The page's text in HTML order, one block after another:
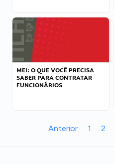
MEI: O QUE VOCÊ PRECISA
SABER PARA CONTRATAR
FUNCIONÁRIOS
Anterior 1 2